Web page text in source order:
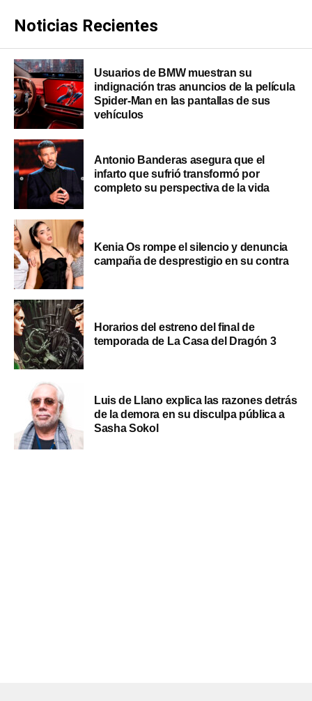
Noticias Recientes
Usuarios de BMW muestran su
indignación tras anuncios de la película
Spider-Man en las pantallas de sus
vehículos
Antonio Banderas asegura que el
infarto que sufrió transformó por
completo su perspectiva de la vida
Kenia Os rompe el silencio y denuncia
campaña de desprestigio en su contra
Horarios del estreno del final de
temporada de La Casa del Dragón 3
Luis de Llano explica las razones detrás
de la demora en su disculpa pública a
Sasha Sokol